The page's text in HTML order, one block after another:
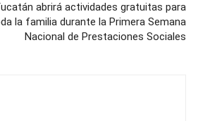
abrirá actividades gratuitas para
la familia durante la Primera Semana
Nacional de Prestaciones Sociales